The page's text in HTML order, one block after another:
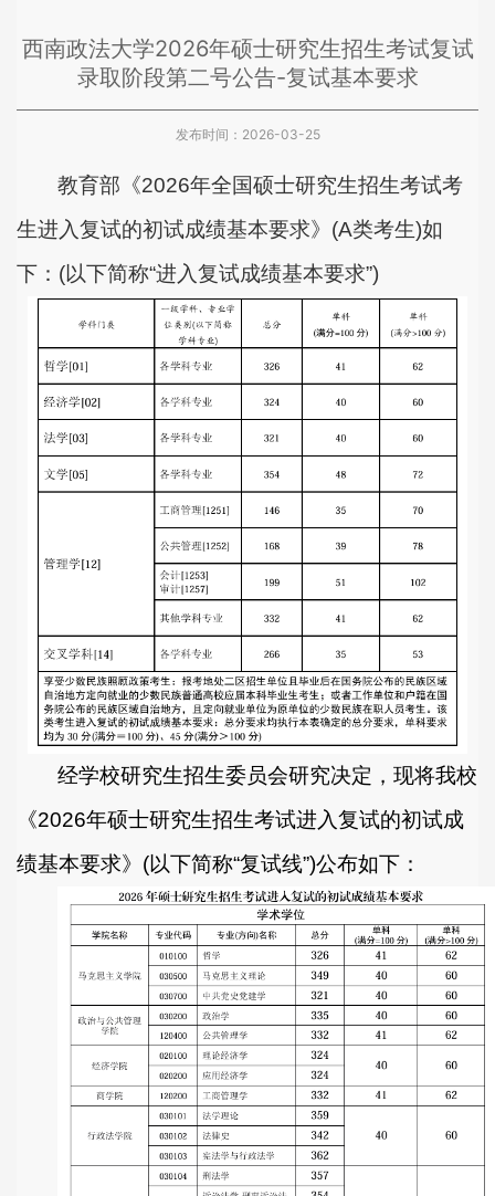
西南政法大学2026年硕士研究生招生考试复试
录取阶段第二号公告-复试基本要求
发布时间：2026-03-25
教育部《2026年全国硕士研究生招生考试考
生进入复试的初试成绩基本要求》 (A类考生)如
下： (以下简称“进入复试成绩基本要求”)
经学校研究生招生委员会研究决定，现将我校
《2026年硕士研究生招生考试进入复试的初试成
绩基本要求》 (以下简称“复试线”)公布如下：